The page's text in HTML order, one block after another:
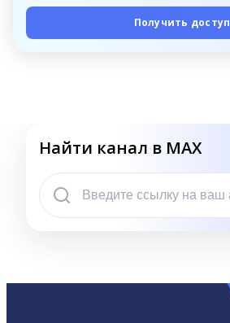
Получить доступ
Найти канал в MAX